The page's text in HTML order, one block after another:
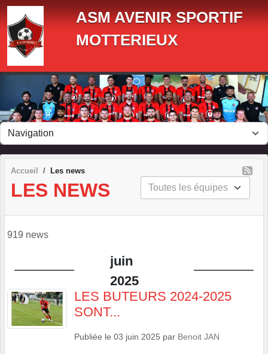
ASM AVENIR SPORTIF
MOTTERIEUX
Accueil Les news
LES NEWS
919 news
juin
2025
LES BUTEURS 2024-2025
SONT...
Publiée le 03 juin 2025 par Benoit JAN
Panneau de gestion des cookies